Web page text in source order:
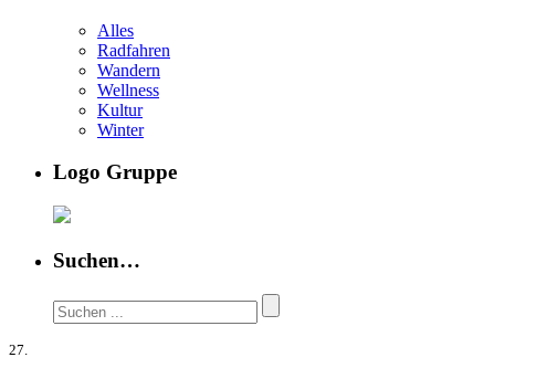
Alles
Radfahren
Wandern
Wellness
Kultur
Winter
Logo Gruppe
Suchen…
27.